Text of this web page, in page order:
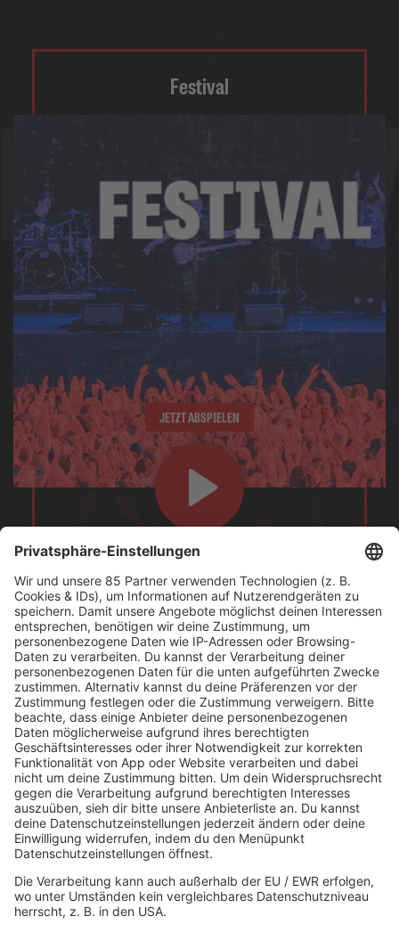
Festival
JETZT ABSPIELEN
Für Festival-Feeling rund um die Uhr!
Es läuft:
Kadavar mit Come Back Life
HOME
MUSIK
Playlist
Streams
Rocknews
Band-Alphabet